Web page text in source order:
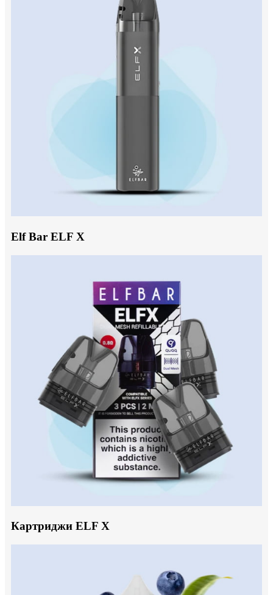
Elf Bar ELF X
Картриджи ELF X